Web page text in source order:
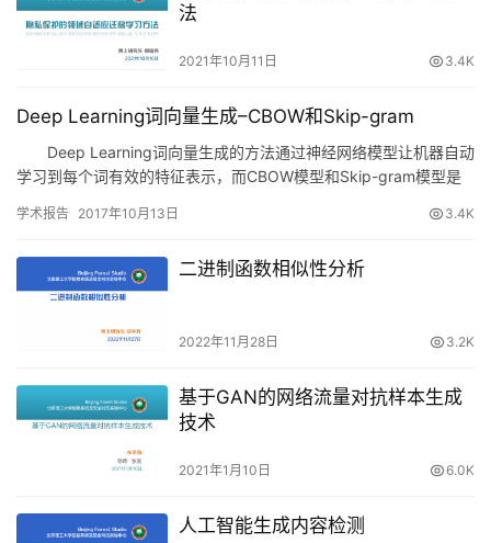
法
2021年10月11日 3.4K
Deep Learning词向量生成–CBOW和Skip-gram
Deep Learning词向量生成的方法通过神经网络模型让机器自动
学习到每个词有效的特征表示，而CBOW模型和Skip-gram模型是
学术报告 2017年10月13日 3.4K
二进制函数相似性分析
2022年11月28日 3.2K
基于GAN的网络流量对抗样本生成
技术
2021年1月10日 6.0K
人工智能生成内容检测